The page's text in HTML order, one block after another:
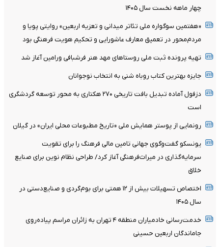
چهار ماهه نخست سال ۱۴۰۵
«هفتمین سوگواره ملی تئاتر میدانی و تعزیه اربعین» روایتی پویا و
مردم‌محور در تعمیق معارف عاشورایی و تحکیم هویت فرهنگی بود
تهیه پرونده ثبت ملی روستاهای مهد هنر فرشبافی ورامین آغاز شد
جایزه بهترین کتاب روباه شنی به انتخاب نوجوانان
دزفول آماده تبدیل بافت تاریخی ۲۷۰ هکتاری به محور توسعه گردشگری
است
رونمایی از پوستر همایش ملی «تاریخ مطبوعات محلی ایران» در گیلان
یونسکو گفت‌وگوی جهانی تامین مالی فرهنگ را برای تقویت
سرمایه‌گذاری در میراث‌فرهنگی آغاز کرد/ طراحی نظام نوین برای صنایع
خلاق
اختصاص تسهیلات بیش از ۱۲ همتی برای بوم‌گردی و صنایع‌دستی در
سال ۱۴۰۵
خدمت‌رسانی خادمیاران منطقه ۴ تهران به زائران مراسم پیاده‌روی
جاماندگان اربعین حسینی